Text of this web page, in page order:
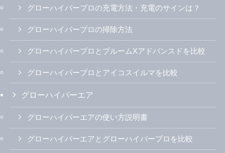
グローハイパープロの充電方法・充電のサインは？
グローハイパープロの掃除方法
グローハイパープロとプルームXアドバンスドを比較
グローハイパープロとアイコスイルマを比較
グローハイパーエア
グローハイパーエアの使い方説明書
グローハイパーエアとグローハイパープロを比較